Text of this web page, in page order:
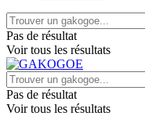
Pas de résultat
Voir tous les résultats
Pas de résultat
Voir tous les résultats